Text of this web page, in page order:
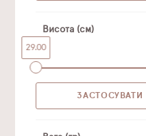
Висота (см)
29.00